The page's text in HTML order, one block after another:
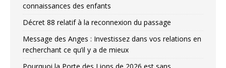
connaissances des enfants
Décret 88 relatif à la reconnexion du passage
Message des Anges : Investissez dans vos relations en
recherchant ce qu’il y a de mieux